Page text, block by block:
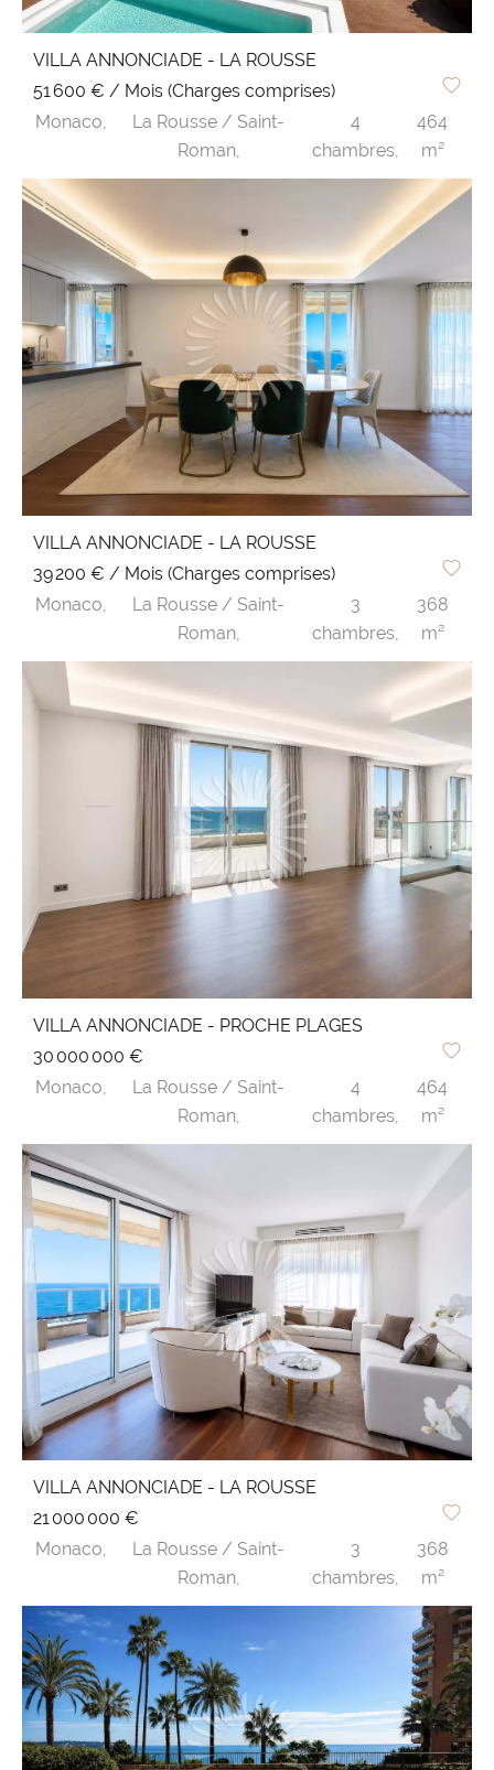
VILLA ANNONCIADE - LA ROUSSE
51 600 € / Mois (Charges comprises)
Monaco,
La Rousse / Saint-
Roman,
4
chambres,
464
m²
VILLA ANNONCIADE - LA ROUSSE
39 200 € / Mois (Charges comprises)
Monaco,
La Rousse / Saint-
Roman,
3
chambres,
368
m²
VILLA ANNONCIADE - PROCHE PLAGES
30 000 000 €
Monaco,
La Rousse / Saint-
Roman,
4
chambres,
464
m²
VILLA ANNONCIADE - LA ROUSSE
21 000 000 €
Monaco,
La Rousse / Saint-
Roman,
3
chambres,
368
m²